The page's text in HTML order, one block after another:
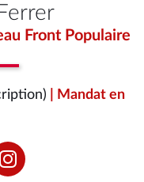
Front Populaire
| Mandat en
la